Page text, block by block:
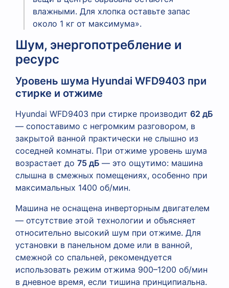
влажными. Для хлопка оставьте запас
около 1 кг от максимума».
Шум, энергопотребление и
ресурс
Уровень шума Hyundai WFD9403 при
стирке и отжиме
Hyundai WFD9403 при стирке производит 62 дБ
— сопоставимо с негромким разговором, в
закрытой ванной практически не слышно из
соседней комнаты. При отжиме уровень шума
возрастает до 75 дБ — это ощутимо: машина
слышна в смежных помещениях, особенно при
максимальных 1400 об/мин.
Машина не оснащена инверторным двигателем
— отсутствие этой технологии и объясняет
относительно высокий шум при отжиме. Для
установки в панельном доме или в ванной,
смежной со спальней, рекомендуется
использовать режим отжима 900–1200 об/мин
в дневное время, если тишина принципиальна.